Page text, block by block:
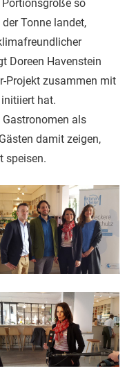
so
Tonne landet,
Doreen Havenstein
Projekt zusammen mit
hat.
als
damit zeigen,
speisen.